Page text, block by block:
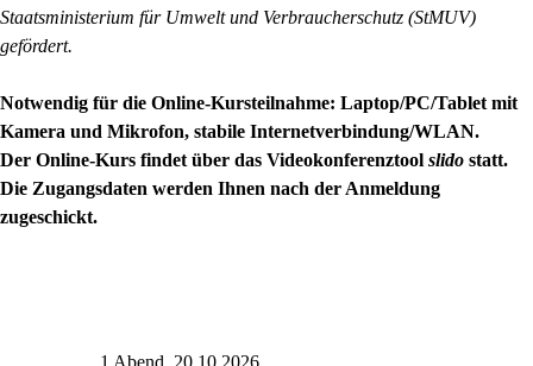
Staatsministerium für Umwelt und Verbraucherschutz (StMUV)
gefördert.
Notwendig für die Online-Kursteilnahme: Laptop/PC/Tablet mit
Kamera und Mikrofon, stabile Internetverbindung/WLAN.
Der Online-Kurs findet über das Videokonferenztool slido statt.
Die Zugangsdaten werden Ihnen nach der Anmeldung
zugeschickt.
1 Abend, 20.10.2026